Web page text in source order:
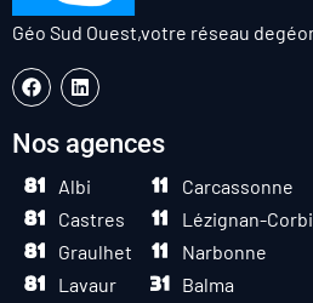
Géo Sud Ouest,votre réseau de
Nos agences
Albi
Castres
Graulhet
Lavaur
Carcassonne
Lézignan-
Narbonne
Balma